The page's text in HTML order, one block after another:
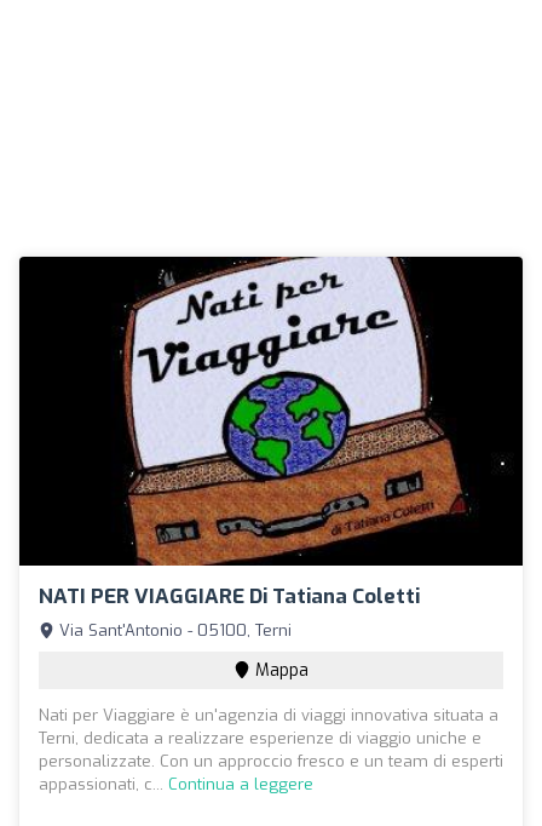
NATI PER VIAGGIARE Di Tatiana Coletti
Via Sant'Antonio - 05100, Terni
Mappa
Nati per Viaggiare è un'agenzia di viaggi innovativa situata a
Terni, dedicata a realizzare esperienze di viaggio uniche e
personalizzate. Con un approccio fresco e un team di esperti
appassionati, c... Continua a leggere